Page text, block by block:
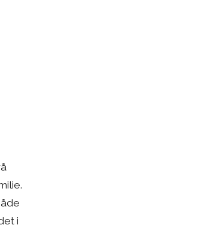
i